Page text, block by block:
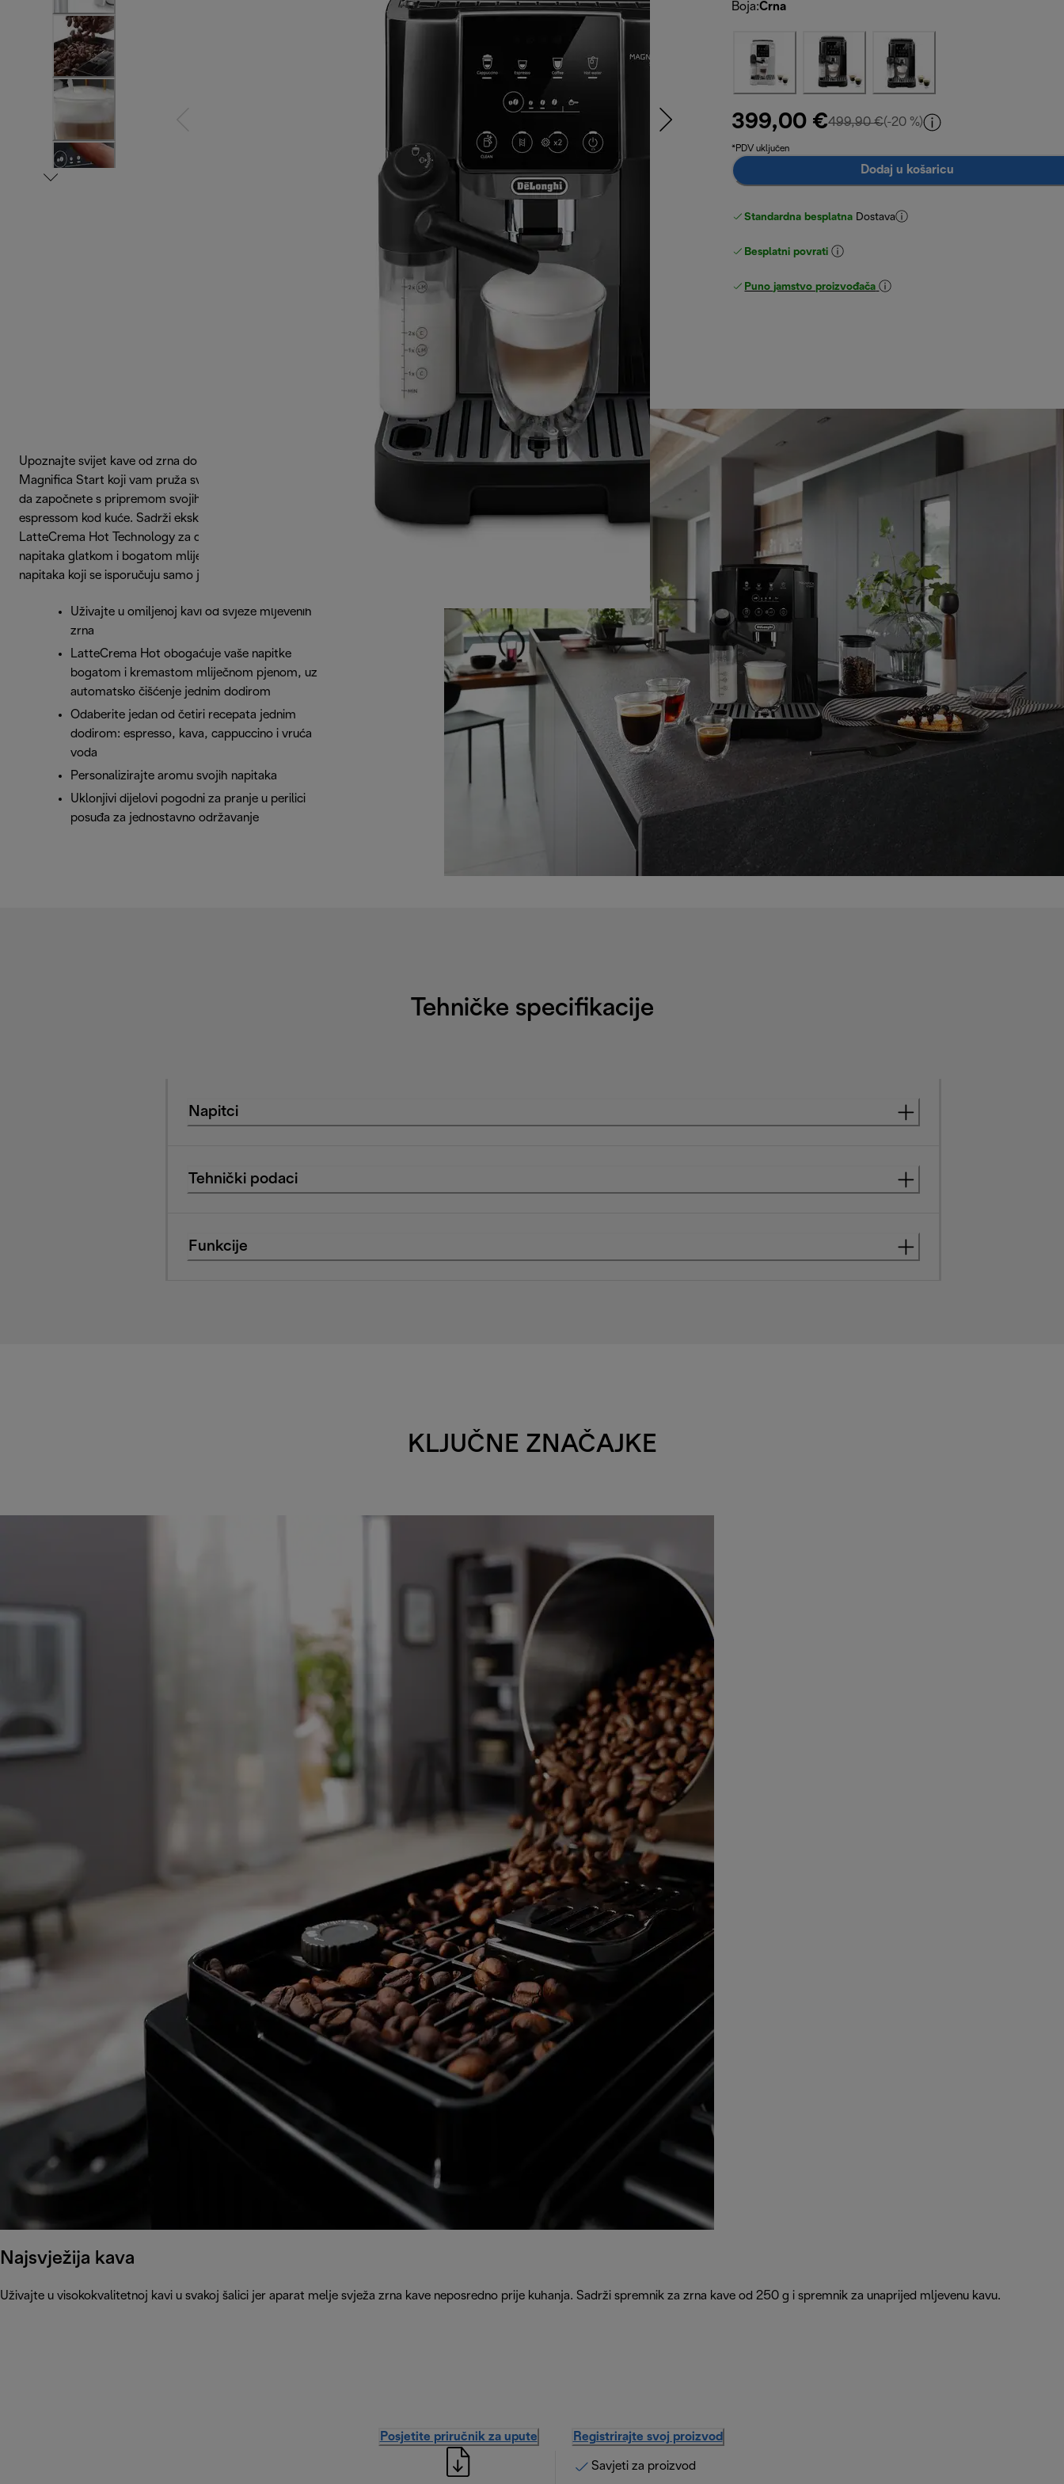
Boja:Crna
399,00 €499,90 €izvorna cijena 499,90 €
(-20 %)
*PDV uključen
Dodaj u košaricu
Standardna besplatna Dostava
Besplatni povrati
Puno jamstvo proizvođača
Upoznajte svijet kave od zrna do šalice uz De'Longhi
Magnifica Start koji vam pruža sve što vam je potrebno
da započnete s pripremom svojih omiljenih napitaka s
espressom kod kuće. Sadrži ekskluzivnu tehnologiju
LatteCrema Hot Technology za dovršavanje vaših
napitaka glatkom i bogatom mliječnom pjenom, uz izbor
napitaka koji se isporučuju samo jednim dodirom.
Uživajte u omiljenoj kavi od svježe mljevenih
zrna
LatteCrema Hot obogaćuje vaše napitke
bogatom i kremastom mliječnom pjenom, uz
automatsko čišćenje jednim dodirom
Odaberite jedan od četiri recepata jednim
dodirom: espresso, kava, cappuccino i vruća
voda
Personalizirajte aromu svojih napitaka
Uklonjivi dijelovi pogodni za pranje u perilici
posuđa za jednostavno održavanje
Tehničke specifikacije
Napitci
Tehnički podaci
Funkcije
KLJUČNE ZNAČAJKE
Najsvježija kava
Uživajte u visokokvalitetnoj kavi u svakoj šalici jer aparat melje svježa zrna kave neposredno prije kuhanja. Sadrži spremnik za zrna kave od 250 g i spremnik za unaprijed mljevenu kavu.
Posjetite priručnik za upute Registrirajte svoj proizvod
Savjeti za proizvod